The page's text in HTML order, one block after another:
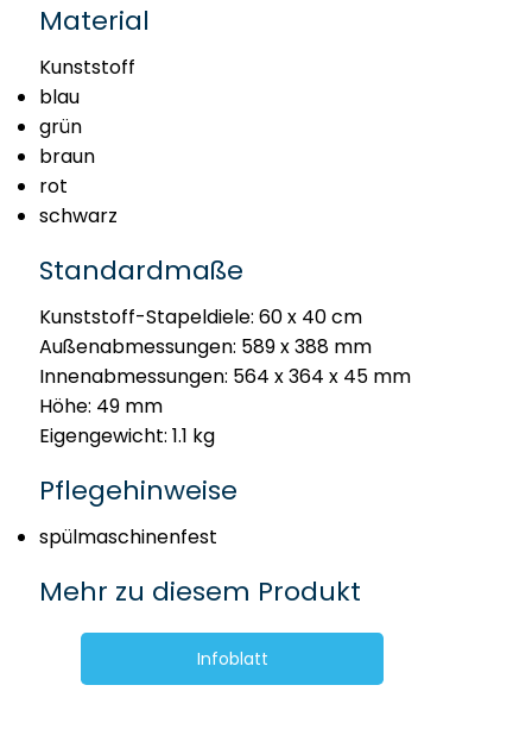
Material
Kunststoff
blau
grün
braun
rot
schwarz
Standardmaße
Kunststoff-Stapeldiele: 60 x 40 cm
Außenabmessungen: 589 x 388 mm
Innenabmessungen: 564 x 364 x 45 mm
Höhe: 49 mm
Eigengewicht: 1.1 kg
Pflegehinweise
spülmaschinenfest
Mehr zu diesem Produkt
Infoblatt